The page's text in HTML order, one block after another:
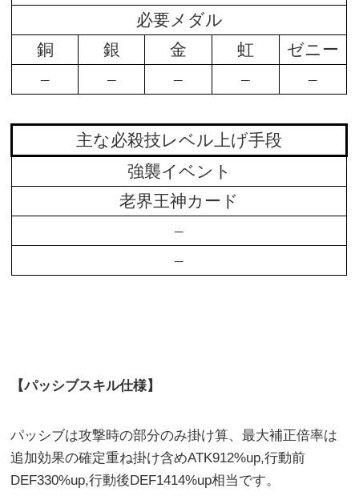
必要メダル
銅
銀 金 虹
ゼニー
–
– – – –
主な必殺技レベル上げ手段
強襲イベント
老界王神カード
–
–
【パッシブスキル仕様】
パッシブは攻撃時の部分のみ掛け算、最大補正倍率は
追加効果の確定重ね掛け含めATK912%up,行動前
DEF330%up,行動後DEF1414%up相当です。